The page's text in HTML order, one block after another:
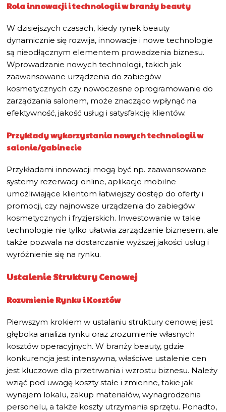
Rola innowacji i technologii w branży beauty
W dzisiejszych czasach, kiedy rynek beauty
dynamicznie się rozwija, innowacje i nowe technologie
są nieodłącznym elementem prowadzenia biznesu.
Wprowadzanie nowych technologii, takich jak
zaawansowane urządzenia do zabiegów
kosmetycznych czy nowoczesne oprogramowanie do
zarządzania salonem, może znacząco wpłynąć na
efektywność, jakość usług i satysfakcję klientów.
Przykłady wykorzystania nowych technologii w
salonie/gabinecie
Przykładami innowacji mogą być np. zaawansowane
systemy rezerwacji online, aplikacje mobilne
umożliwiające klientom łatwiejszy dostęp do oferty i
promocji, czy najnowsze urządzenia do zabiegów
kosmetycznych i fryzjerskich. Inwestowanie w takie
technologie nie tylko ułatwia zarządzanie biznesem, ale
także pozwala na dostarczanie wyższej jakości usług i
wyróżnienie się na rynku.
Ustalenie Struktury Cenowej
Rozumienie Rynku i Kosztów
Pierwszym krokiem w ustalaniu struktury cenowej jest
głęboka analiza rynku oraz zrozumienie własnych
kosztów operacyjnych. W branży beauty, gdzie
konkurencja jest intensywna, właściwe ustalenie cen
jest kluczowe dla przetrwania i wzrostu biznesu. Należy
wziąć pod uwagę koszty stałe i zmienne, takie jak
wynajem lokalu, zakup materiałów, wynagrodzenia
personelu, a także koszty utrzymania sprzętu. Ponadto,